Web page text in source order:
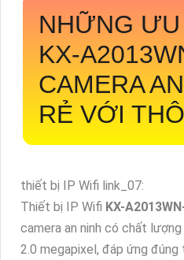
NHỮNG
KX-
CAMERA
RẺ VỚI
thiết bị IP Wifi link_07:
Thiết bị IP Wifi KX-
camera an ninh có chất
2.0 megapixel, đáp ứng đúng